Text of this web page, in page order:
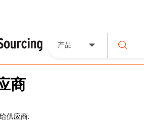
产品
商
供应商: